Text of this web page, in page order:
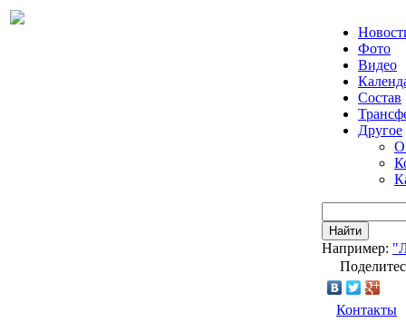
Фото
Видео
Состав
Другое
О
Найти
Например:
Контакты